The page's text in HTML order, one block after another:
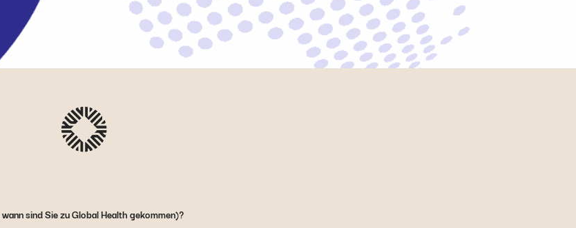
sind Sie zu Global Health gekommen)?